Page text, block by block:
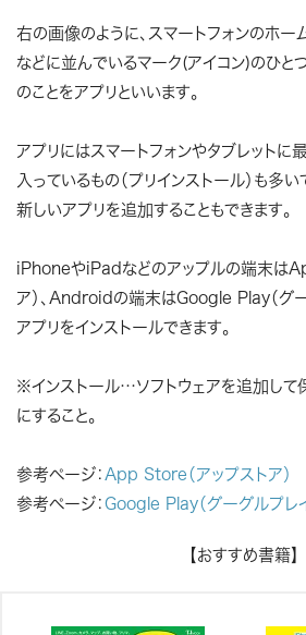
右の画像のように、スマートフォンのホー
などに並んでいるマーク(アイコン)のひと
のことをアプリといいます。
アプリにはスマートフォンやタブレットに
入っているもの（プリインストール）も多い
新しいアプリを追加することもできます。
iPhoneやiPadなどのアップルの端末は
ア）、Androidの端末はGoogle Play（グ
アプリをインストールできます。
※インストール…ソフトウェアを追加して
にすること。
参考ページ： App Store（アップストア）
参考ページ： Google Play（グーグルプレイ
【おすすめ書籍】